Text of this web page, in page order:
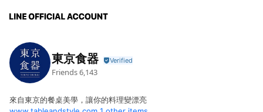
東京食器
Friends6,143
來自東京的餐桌美學，讓你的料理變漂亮